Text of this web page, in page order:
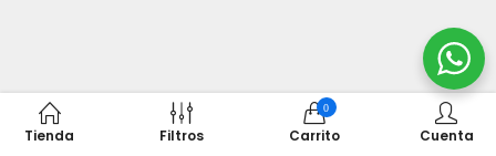
Tienda Filtros
0
Carrito Cuenta